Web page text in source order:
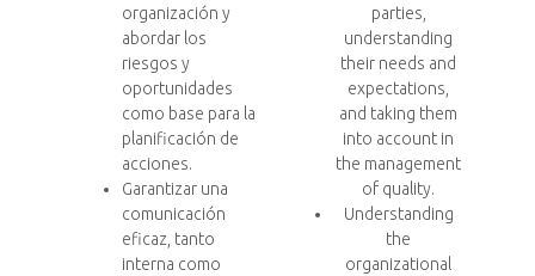
organización y
abordar los
riesgos y
oportunidades
como base para la
planificación de
acciones.
Garantizar una
comunicación
eficaz, tanto
interna como
parties,
understanding
their needs and
expectations,
and taking them
into account in
the management
of quality.
Understanding
the
organizational